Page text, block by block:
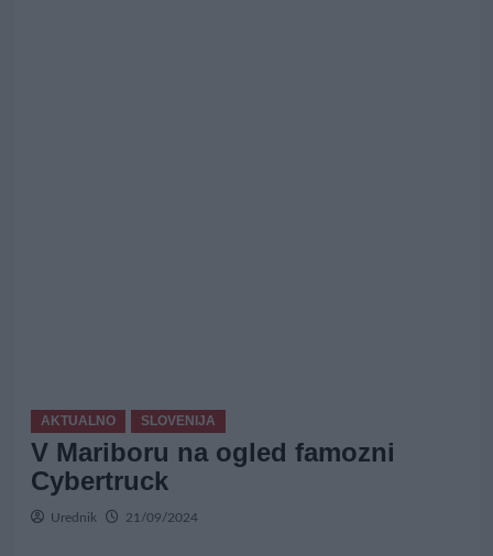
AKTUALNO SLOVENIJA
V Mariboru na ogled famozni
Cybertruck
Urednik 21/09/2024